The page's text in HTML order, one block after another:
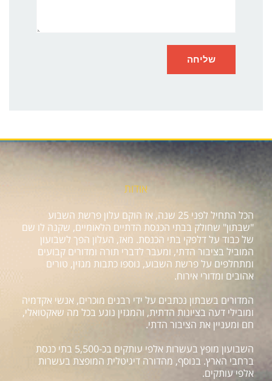
אודות
הכל התחיל לפני 25 שנה, אז הוקם עלון פרשת השבוע
"שבתון" שחולק בבתי הכנסת הדתיים הלאומיים, שקנה לו שם
של כבוד על דלפקי בתי הכנסת. מאז, העלון הפך לשבועון
המוביל בציבור הדתי, ומעבר לדברי תורה ומדורים קבועים
ומתחלפים על פרשת השבוע, נוספו כתבות מגזין, טורים
אהובים ומדורי אירוח.
המדורים בשבתון נכתבים על ידי רבנים מוכרים, אנשי אקדמיה
ומובילי דעה בציונות הדתית, והמגזין נוגע בכל מה שאקטואלי,
חם ומעניין את הציבור הדתי.
השבועון מופץ בעשרות אלפי עותקים בכ-5,500 בתי כנסת
ברחבי הארץ. בנוסף, מהדורה דיגיטלית המופצת בעשרות
אלפי עותקים.